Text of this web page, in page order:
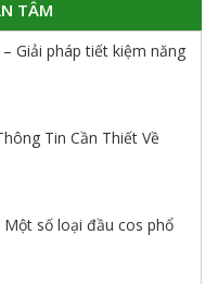
TÂM
Giải pháp tiết kiệm năng
Tin Cần Thiết Về
số loại đầu cos phổ